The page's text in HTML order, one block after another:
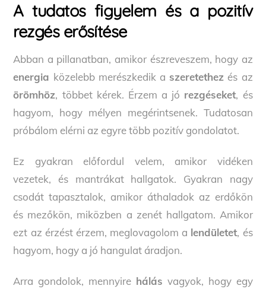
A tudatos figyelem és a pozitív
rezgés erősítése
Abban a pillanatban, amikor észreveszem, hogy az
energia közelebb merészkedik aszeretethez és az
örömhöz, többet kérek. Érzem a jó rezgéseket, és
hagyom, hogy mélyen megérintsenek. Tudatosan
próbálom elérni az egyre több pozitív gondolatot.
Ez gyakran előfordul velem, amikor vidéken
vezetek, és mantrákat hallgatok. Gyakran nagy
csodát tapasztalok, amikor áthaladok az erdőkön
és mezőkön, miközben a zenét hallgatom. Amikor
ezt az érzést érzem, meglovagolom a lendületet, és
hagyom, hogy a jó hangulat áradjon.
Arra gondolok, mennyire hálás vagyok, hogy egy